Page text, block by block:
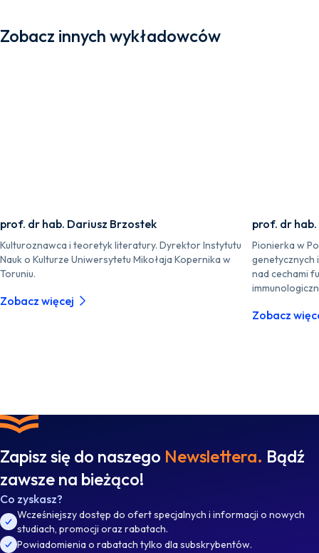
Zobacz innych wykładowców
prof. dr hab. Dariusz Brzostek
Kulturoznawca i teoretyk literatury. Dyrektor Instytutu
Nauk o Kulturze Uniwersytetu Mikołaja Kopernika w
Toruniu.
Zobacz więcej
prof. dr
Pionierka w
genetycznych
nad cechami
Zobacz
Zapisz się do naszego Newslettera. Bądź
zawsze na bieżąco!
Co zyskasz?
Wcześniejszy dostęp do ofert specjalnych i informacji o nowych
studiach, promocji oraz rabatach.
Powiadomienia o rabatach tylko dla subskrybentów.